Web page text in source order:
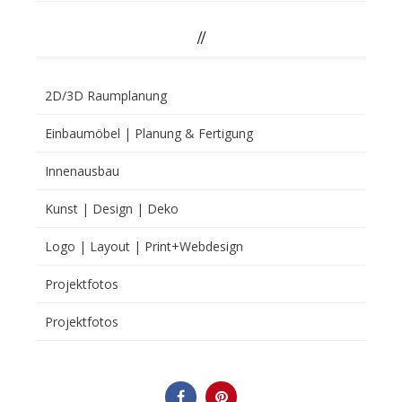
//
2D/3D Raumplanung
Einbaumöbel | Planung & Fertigung
Innenausbau
Kunst | Design | Deko
Logo | Layout | Print+Webdesign
Projektfotos
Projektfotos